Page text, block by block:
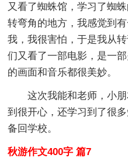
又看了蜘蛛馆，学习了蜘
转弯角的地方，我感觉到
我，我很害怕，于是我从
们又看了一部电影，是一
的画面和音乐都很美妙。
这次我能和老师，小
到很开心，还学习到了很
备回学校。
秋游作文400字 篇7